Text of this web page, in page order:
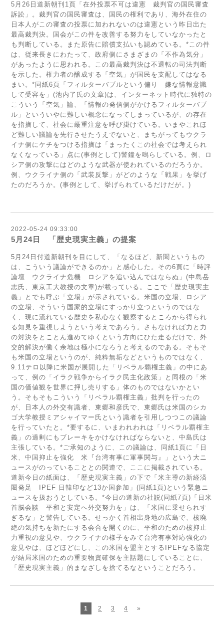
5月26日道新朝刊1頁「在外投票不可は違憲 裁判官の国民審査
訴訟」。裁判官の国民審査は、国民の権利であり、海外在住の
日本人がこの審査の投票に加われないのは違憲という昨日出た
最高裁判決。国会がこの件を改善する努力をしていなかったと
も判断している。また原告に賠償支払いも認めている。*この件
は、従来長きにわたって、政府側にさまざまの「不作為気分」
があったように思われる。この最高裁判決は不退転の司法判断
を示した。権力者の醸成する「空気」が国民を支配してはなる
まい。*同紙6頁「フィルターバブルという偏り 嫌な情報意識
して受容を」(池内了氏の文章)は、インターネット時代に独特の
こういう「空気」論、「情報の発信側がかけるフィルターバブ
ル」といういやに難しい概念になってしまっているが、の存在
を指摘して、社会に厳重注意を呼び掛けている。いまやこれほ
ど難しい議論を先行させたうえでないと、まちがってもウクラ
イナ側にケチをつける指摘は「まったくこの社会では考えられ
なくなっている」点に(事例として)警鐘を鳴らしている。例、ロ
シア側の攻撃にはどのような武器が使われているのだろうか。
例、ウクライナ側の「武装反撃」がどのような「戦果」を挙げ
たのだろうか。(事例として、挙げられているだけだが。)
2022-05-24 09:33:00
5月24日 「歴史現実主義」の提案
5月24日付道新朝刊を目にして、「なるほど、新聞というもの
は、こういう議論ができるのか」と感心した。その6頁に「時評
論壇 ウクライナ危機 ロシアを追い込んではならぬ」(中島岳
志氏、東京工大教授の文章)が載っている。ここで「歴史現実主
義」とでも呼ぶ「立場」が示されている。米国の立場、ロシア
の立場、そういう国家的立場にすっかり立つというのではな
く、現に流れている歴史を私心なく観察するところから得られ
る知見を重視しようという考えであろう。さもなければ力と力
の対決をとことん進めてゆくという方向にひた走るだけで、外
交的解決が働く余地は極小になろうと考えるのである。そもそ
も米国の立場というのが、純粋無垢などというものではなく、
9.11テロ以降に米国が展開した「リベラル覇権主義」の中にあ
って、例の「イラク戦争からイラク民主化政策」と同根の「米
国の価値観を世界に押し売りする」体のものではないかとい
う。そもそもこういう「リベラル覇権主義」批判を行ったの
が、日本人の外交有識者、東郷和彦氏で、東郷氏は米国のシカ
ゴ大学教授ミアシャイマー氏という識者を引用しつつこの議論
を行っていたと。*要するに、いまわれわれは「リベラル覇権主
義」の過剰にもブレーキをかけなければならないと、中島氏は
主張している。*ご承知のように、この議論は、同紙1頁に「日
米、中国抑止を強化 米『台湾有事に軍事関与』」という大ニ
ュースがのっていることとの関連で、ここに掲載されている。
道新今日の紙面は、「歴史現実主義」の下で「米主導の新経済
圏発足 IPEF 日韓印など13か国参加」(同紙1頁)という緊急ニ
ュースを扱おうとしている。*今日の道新の社説(同紙7頁)「日米
首脳会談 平和と安定へ外交努力を」は、「米国に乗せられす
ぎるな」と警告している。せっかく首相出身地の広島で、核廃
絶の気持ちを新たにする会合を開くのに、平和のための核抑止
力重視の意見や、ウクライナの様子をみて台湾有事対応強化の
意見やは、ほどほどにし、この米国を盟主とするIPEFなる協定
が結局米国のための重要物資確保を主話題にしていることに、
「歴史現実主義」的まなざしを捨てるなということだろう。
1 2 3 4 »